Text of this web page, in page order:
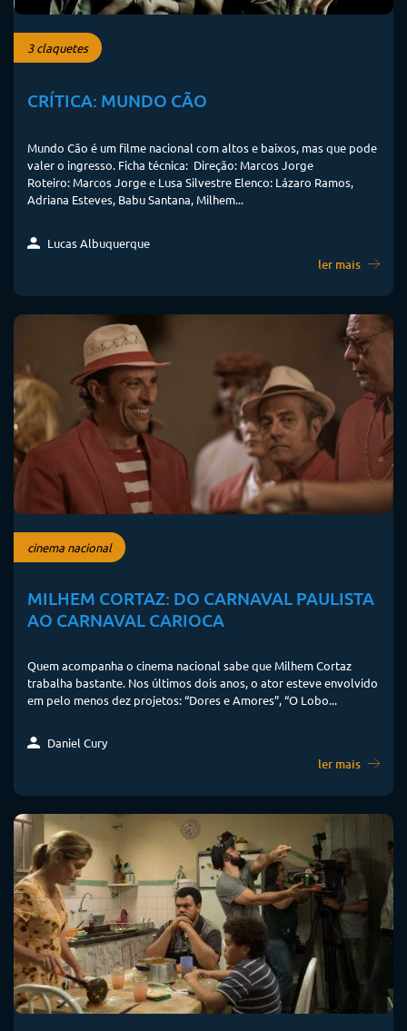
3 claquetes
CRÍTICA: MUNDO CÃO
Mundo Cão é um filme nacional com altos e baixos, mas que pode
valer o ingresso. Ficha técnica: Direção: Marcos Jorge
Roteiro: Marcos Jorge e Lusa Silvestre Elenco: Lázaro Ramos,
Adriana Esteves, Babu Santana, Milhem...
Lucas Albuquerque
ler mais
cinema nacional
MILHEM CORTAZ: DO CARNAVAL PAULISTA
AO CARNAVAL CARIOCA
Quem acompanha o cinema nacional sabe que Milhem Cortaz
trabalha bastante. Nos últimos dois anos, o ator esteve envolvido
em pelo menos dez projetos: “Dores e Amores”, “O Lobo...
Daniel Cury
ler mais